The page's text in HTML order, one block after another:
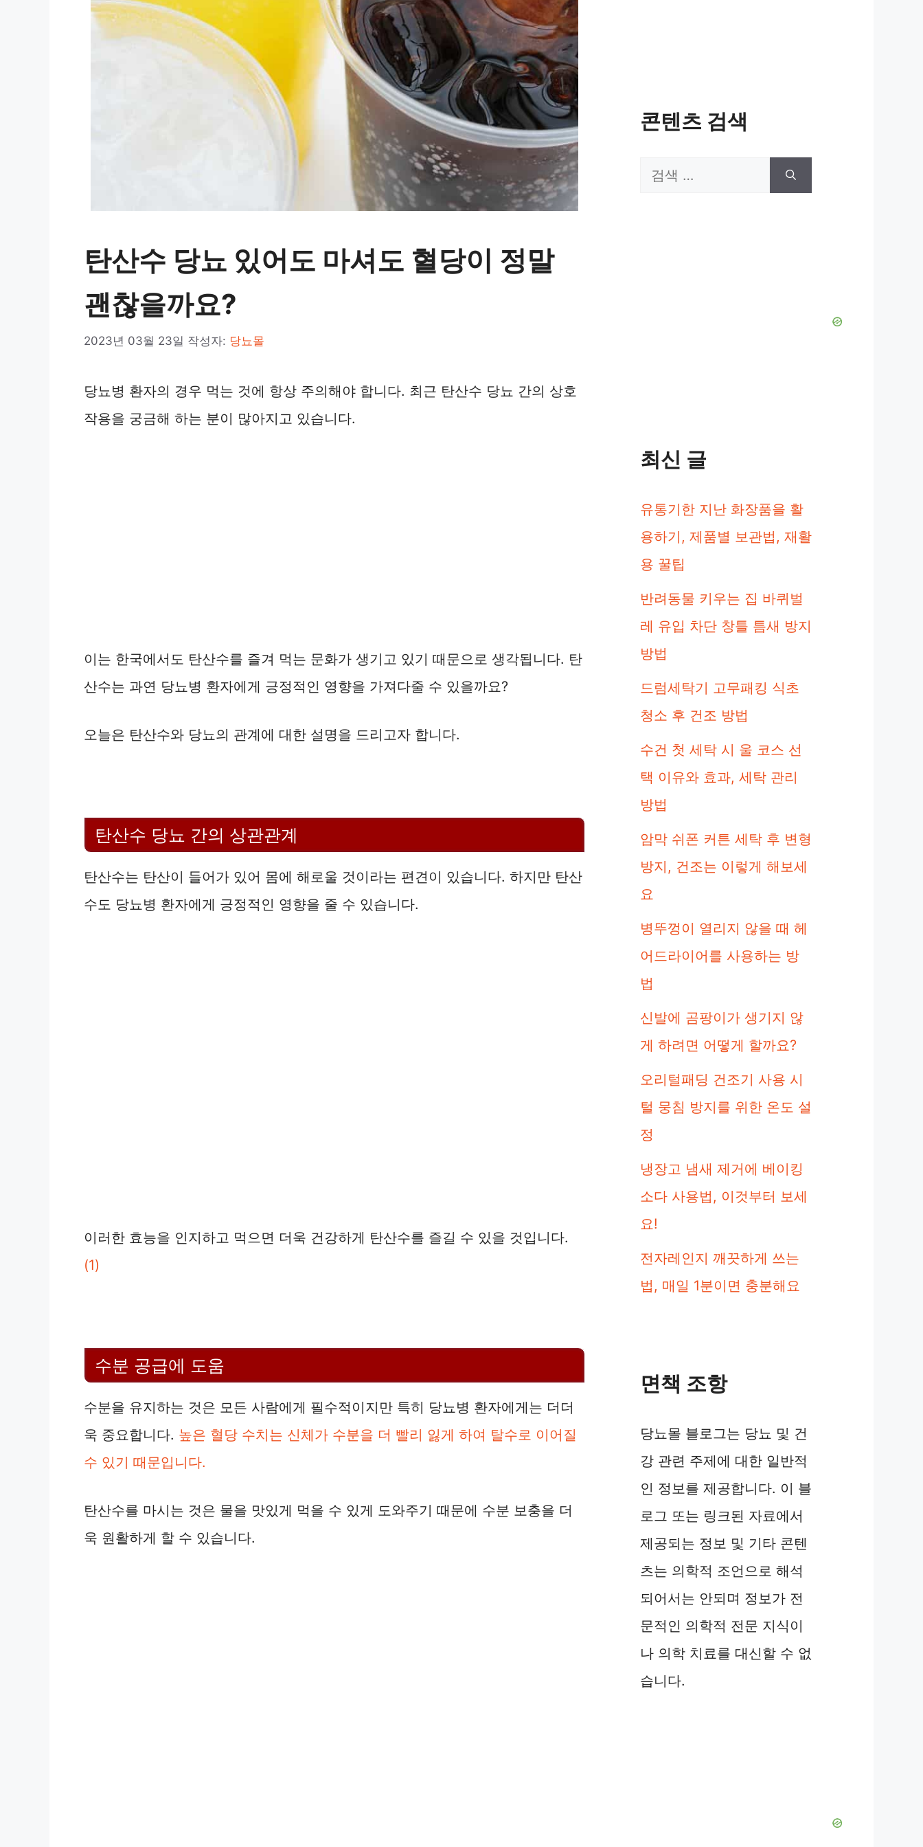
탄산수 당뇨 있어도 마셔도 혈당이 정말
괜찮을까요?
2023년 03월 23일 작성자: 당뇨몰
당뇨병 환자의 경우 먹는 것에 항상 주의해야 합니다. 최근 탄산수 당뇨 간의 상호
작용을 궁금해 하는 분이 많아지고 있습니다.
이는 한국에서도 탄산수를 즐겨 먹는 문화가 생기고 있기 때문으로 생각됩니다. 탄
산수는 과연 당뇨병 환자에게 긍정적인 영향을 가져다줄 수 있을까요?
오늘은 탄산수와 당뇨의 관계에 대한 설명을 드리고자 합니다.
탄산수 당뇨 간의 상관관계
탄산수는 탄산이 들어가 있어 몸에 해로울 것이라는 편견이 있습니다. 하지만 탄산
수도 당뇨병 환자에게 긍정적인 영향을 줄 수 있습니다.
이러한 효능을 인지하고 먹으면 더욱 건강하게 탄산수를 즐길 수 있을 것입니다.
(1)
수분 공급에 도움
수분을 유지하는 것은 모든 사람에게 필수적이지만 특히 당뇨병 환자에게는 더더
욱 중요합니다. 높은 혈당 수치는 신체가 수분을 더 빨리 잃게 하여 탈수로 이어질
수 있기 때문입니다.
탄산수를 마시는 것은 물을 맛있게 먹을 수 있게 도와주기 때문에 수분 보충을 더
욱 원활하게 할 수 있습니다.
콘텐츠 검색
검
최신 글
유통기한 지난 화장품을 활
용하기, 제품별 보관법, 재활
용 꿀팁
반려동물 키우는 집 바퀴벌
레 유입 차단 창틀 틈새 방지
방법
드럼세탁기 고무패킹 식초
청소 후 건조 방법
수건 첫 세탁 시 울 코스 선
택 이유와 효과, 세탁 관리
방법
암막 쉬폰 커튼 세탁 후 변형
방지, 건조는 이렇게 해보세
요
병뚜껑이 열리지 않을 때 헤
어드라이어를 사용하는 방
법
신발에 곰팡이가 생기지 않
게 하려면 어떻게 할까요?
오리털패딩 건조기 사용 시
털 뭉침 방지를 위한 온도 설
정
냉장고 냄새 제거에 베이킹
소다 사용법, 이것부터 보세
요!
전자레인지 깨끗하게 쓰는
법, 매일 1분이면 충분해요
면책 조항
당뇨몰 블로그는 당뇨 및 건
강 관련 주제에 대한 일반적
인 정보를 제공합니다. 이 블
로그 또는 링크된 자료에서
제공되는 정보 및 기타 콘텐
츠는 의학적 조언으로 해석
되어서는 안되며 정보가 전
문적인 의학적 전문 지식이
나 의학 치료를 대신할 수 없
습니다.